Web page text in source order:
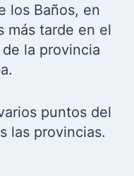
los Baños, en
más tarde en el
la provincia
puntos del
las provincias.